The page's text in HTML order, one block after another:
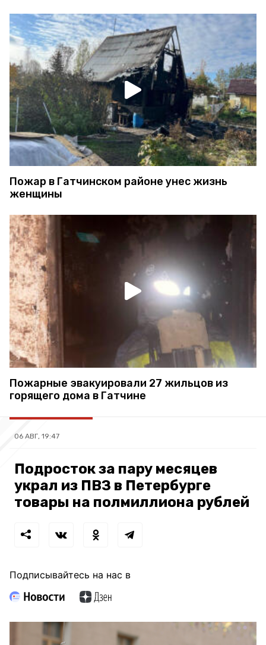
Пожар в Гатчинском районе унес жизнь
женщины
Пожарные эвакуировали 27 жильцов из
горящего дома в Гатчине
06 АВГ, 19:47
Подросток за пару месяцев
украл из ПВЗ в Петербурге
товары на полмиллиона рублей
Подписывайтесь на нас в